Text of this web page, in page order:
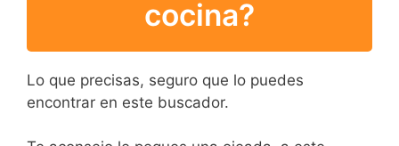
cocina?
Lo que precisas, seguro que lo puedes
encontrar en este buscador.